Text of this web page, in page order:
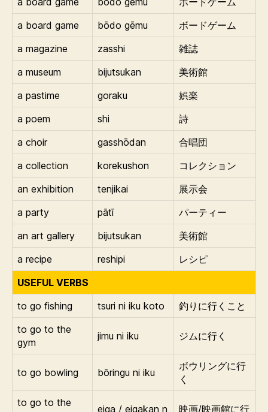
a board game
bōdo gēmu
ボードゲーム
a magazine
zasshi
雑誌
a museum
bijutsukan
美術館
a pastime
goraku
娯楽
a poem
shi
詩
a choir
gasshōdan
合唱団
a collection
korekushon
コレクション
an exhibition
tenjikai
展示会
a party
pātī
パーティー
an art gallery
bijutsukan
美術館
a recipe
reshipi
レシピ
USEFUL VERBS
to go fishing
tsuri ni iku koto
釣りに行くこと
to go to the
gym
jimu ni iku ジムに行く
to go bowling bōringu ni iku
ボウリングに行
く
to go to the
eiga / eigakan n 映画/映画館に行